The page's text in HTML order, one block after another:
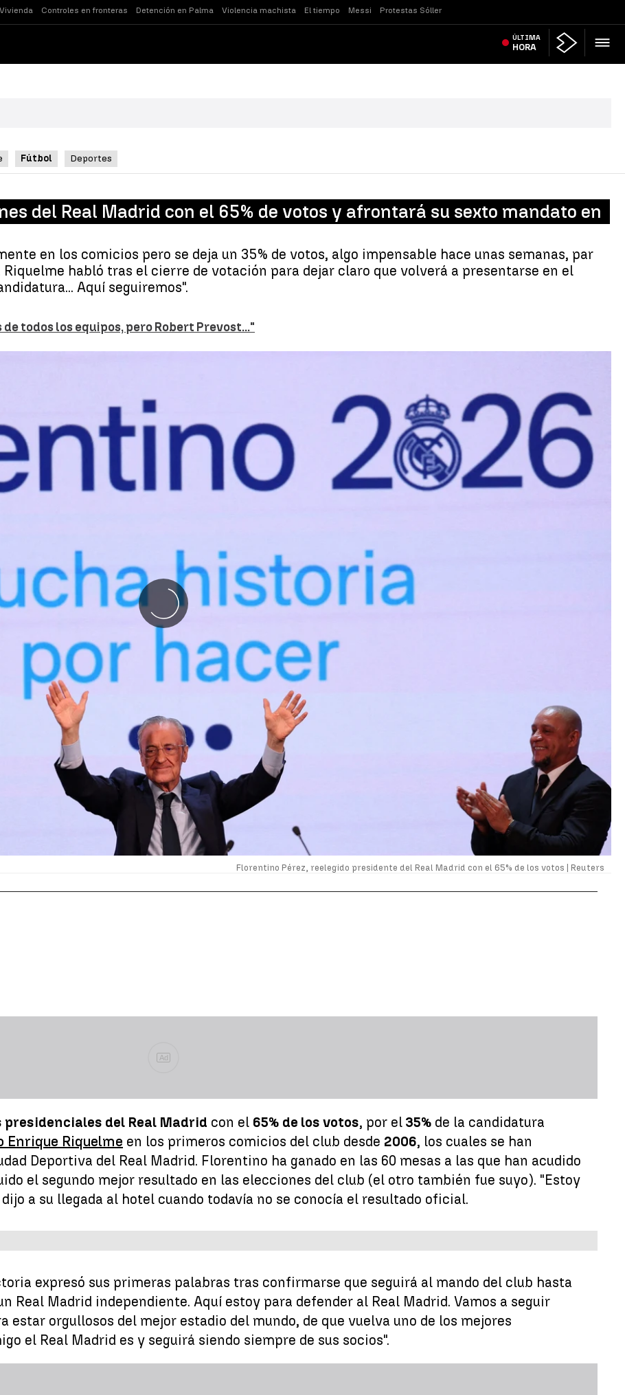
Vivienda Controles en fronteras Detención en Palma Violencia machista El tiempo Messi Protestas Sóller
ÚLTIMA
HORA
Fútbol Deportes
del Real Madrid con el 65% de votos y afrontará su sexto mandato en
en los comicios pero se deja un 35% de votos, algo impensable hace unas semanas, par
habló tras el cierre de votación para dejar claro que volverá a presentarse en el
Aquí seguiremos".
todos los equipos, pero Robert Prevost..."
Florentino Pérez, reelegido presidente del Real Madrid con el 65% de los votos | Reuters
Ad
presidenciales del Real Madrid con el 65% de los votos, por el 35% de la candidatura
Riquelme en los primeros comicios del club desde 2006, los cuales se han
Deportiva del Real Madrid. Florentino ha ganado en las 60 mesas a las que han acudido
el segundo mejor resultado en las elecciones del club (el otro también fue suyo). "Estoy
a su llegada al hotel cuando todavía no se conocía el resultado oficial.
expresó sus primeras palabras tras confirmarse que seguirá al mando del club hasta
Real Madrid independiente. Aquí estoy para defender al Real Madrid. Vamos a seguir
estar orgullosos del mejor estadio del mundo, de que vuelva uno de los mejores
el Real Madrid es y seguirá siendo siempre de sus socios".